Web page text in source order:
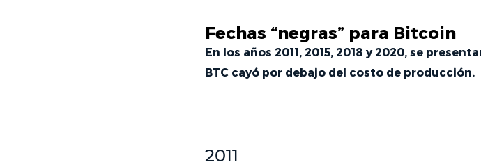
Fechas “negras” para Bitcoin
En los años 2011, 2015, 2018 y 2020, se
BTC cayó por debajo del costo de producción.
2011